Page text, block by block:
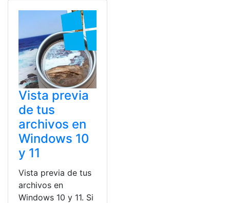
Vista previa
de tus
archivos en
Windows 10
y 11
Vista previa de tus
archivos en
Windows 10 y 11. Si